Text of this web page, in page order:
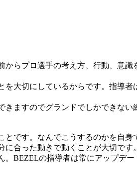
らプロ選手の考え方、行動、意
大切にしているからです。指導
ますのでグランドでしかできな
です。なんでこうするのかを自
に合った動きで動くことが大切です
BEZELの指導者は常にアップデ